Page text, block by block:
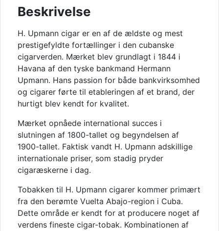
Beskrivelse
H. Upmann cigar er en af de ældste og mest
prestigefyldte fortællinger i den cubanske
cigarverden. Mærket blev grundlagt i 1844 i
Havana af den tyske bankmand Hermann
Upmann. Hans passion for både bankvirksomhed
og cigarer førte til etableringen af et brand, der
hurtigt blev kendt for kvalitet.
Mærket opnåede international succes i
slutningen af 1800-tallet og begyndelsen af
1900-tallet. Faktisk vandt H. Upmann adskillige
internationale priser, som stadig pryder
cigaræskerne i dag.
Tobakken til H. Upmann cigarer kommer primært
fra den berømte Vuelta Abajo-region i Cuba.
Dette område er kendt for at producere noget af
verdens fineste cigar-tobak. Kombinationen af